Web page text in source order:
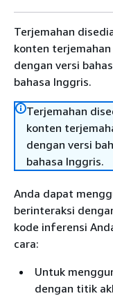
Terjemahan
konten
dengan versi
bahasa Inggris.
Terjemahan
konten
dengan versi
bahasa Inggris.
Anda dapat
berinteraksi
kode inferensi
cara:
Untuk
dengan titik